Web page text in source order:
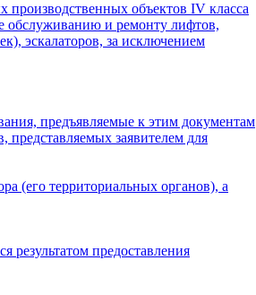
производственных объектов IV класса
обслуживанию и ремонту лифтов,
эскалаторов, за исключением
предъявляемые к этим документам
заявителем для
(его территориальных органов), а
результатом предоставления